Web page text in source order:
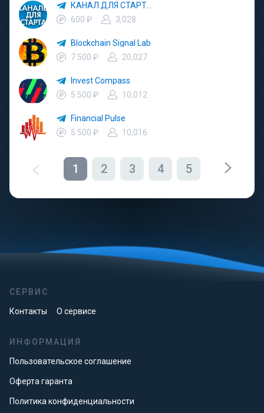
КАНАЛ ДЛЯ СТАРТА 3000
600 ₽
3,028
Blockchain Signal Lab
7 500 ₽
20,027
Invest Compass
5 500 ₽
10,012
Financial Pulse
5 500 ₽
10,016
1 2 3 4 5
СЕРВИС
Контакты О сервисе
ИНФОРМАЦИЯ
Пользовательское соглашение
Оферта гаранта
Политика конфиденциальности